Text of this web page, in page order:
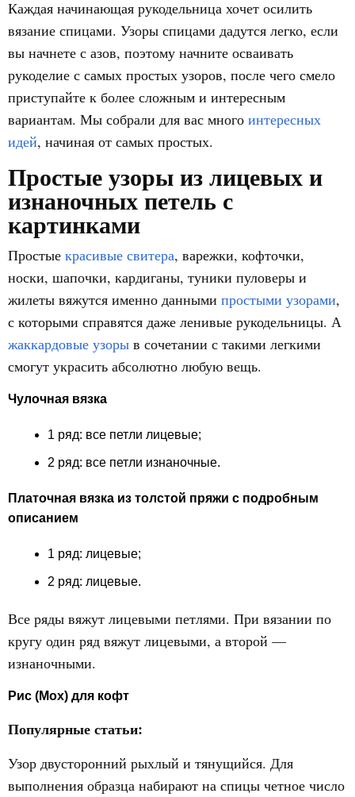
Каждая начинающая рукодельница хочет осилить
вязание спицами. Узоры спицами дадутся легко, если
вы начнете с азов, поэтому начните осваивать
рукоделие с самых простых узоров, после чего смело
приступайте к более сложным и интересным
вариантам. Мы собрали для вас много интересных
идей, начиная от самых простых.
Простые узоры из лицевых и
изнаночных петель с
картинками
Простые красивые свитера, варежки, кофточки,
носки, шапочки, кардиганы, туники пуловеры и
жилеты вяжутся именно данными простыми узорами,
с которыми справятся даже ленивые рукодельницы. А
жаккардовые узоры в сочетании с такими легкими
смогут украсить абсолютно любую вещь.
Чулочная вязка
1 ряд: все петли лицевые;
2 ряд: все петли изнаночные.
Платочная вязка из толстой пряжи с подробным
описанием
1 ряд: лицевые;
2 ряд: лицевые.
Все ряды вяжут лицевыми петлями. При вязании по
кругу один ряд вяжут лицевыми, а второй —
изнаночными.
Рис (Мох) для кофт
Популярные статьи:
Узор двусторонний рыхлый и тянущийся. Для
выполнения образца набирают на спицы четное число